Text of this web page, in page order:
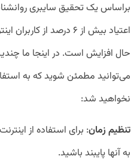
براساس یک تحقیق سایبری
اعتیاد بیش از ۶ درصد از
حال افزایش است. در اینجا ما چندین
می‌توانید مطمئن شوید که به
نخواهید شد:
تنظیم زمان: برای استفاده از
به آنها پایبند باشید.